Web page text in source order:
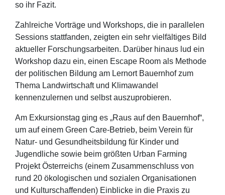
so ihr Fazit.
Zahlreiche Vorträge und Workshops, die in parallelen
Sessions stattfanden, zeigten ein sehr vielfältiges Bild
aktueller Forschungsarbeiten. Darüber hinaus lud ein
Workshop dazu ein, einen Escape Room als Methode
der politischen Bildung am Lernort Bauernhof zum
Thema Landwirtschaft und Klimawandel
kennenzulernen und selbst auszuprobieren.
Am Exkursionstag ging es „Raus auf den Bauernhof“,
um auf einem Green Care-Betrieb, beim Verein für
Natur- und Gesundheitsbildung für Kinder und
Jugendliche sowie beim größten Urban Farming
Projekt Österreichs (einem Zusammenschluss von
rund 20 ökologischen und sozialen Organisationen
und Kulturschaffenden) Einblicke in die Praxis zu